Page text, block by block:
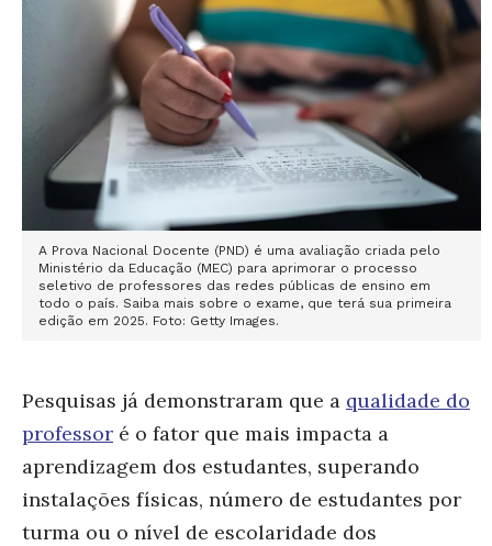
A Prova Nacional Docente (PND) é uma avaliação criada pelo
Ministério da Educação (MEC) para aprimorar o processo
seletivo de professores das redes públicas de ensino em
todo o país. Saiba mais sobre o exame, que terá sua primeira
edição em 2025. Foto: Getty Images.
Pesquisas já demonstraram que a qualidade do
professor é o fator que mais impacta a
aprendizagem dos estudantes, superando
instalações físicas, número de estudantes por
turma ou o nível de escolaridade dos